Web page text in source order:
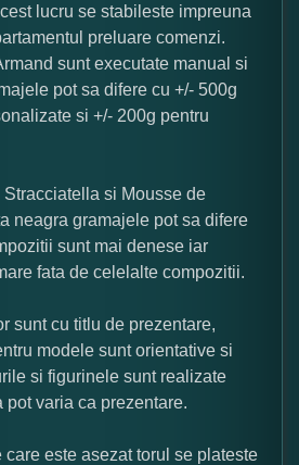
lucru se stabileste impreuna
preluare comenzi.
sunt executate manual si
pot sa difere cu +/- 500g
si +/- 200g pentru
si Mousse de
neagra gramajele pot sa difere
sunt mai denese iar
fata de celelalte compozitii.
sunt cu titlu de prezentare,
modele sunt orientative si
si figurinele sunt realizate
pot varia ca prezentare.
care este asezat torul se plateste